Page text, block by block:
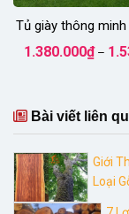
Tủ giày thông minh
1.380.000₫ –
Bài viết liên
Giới
Loại